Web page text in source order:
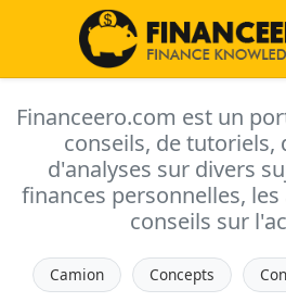
Financeero.com est un
conseils, de tutoriels,
d'analyses sur divers
finances personnelles,
conseils sur
Camion Concepts